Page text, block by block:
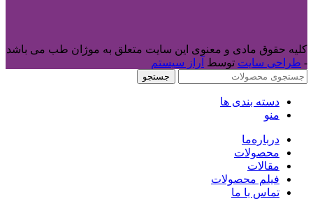
کلیه حقوق مادی و معنوی این سایت متعلق به موژان طب می باشد
- طراحی سایت توسط آراز سیستم
جستجو
دسته بندی ها
منو
درباره‌ما
محصولات
مقالات
فیلم محصولات
تماس با ما